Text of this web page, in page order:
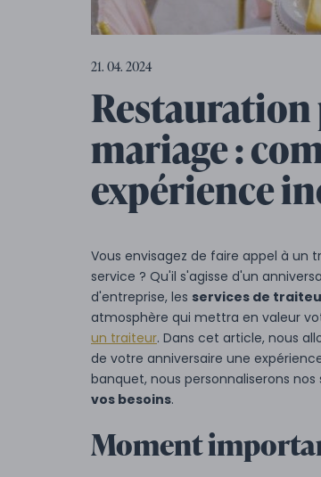
21. 04. 2024
Restauration
mariage :
expérience
Vous envisagez de faire appel à un
service ? Qu'il s'agisse d'un
d'entreprise, les services de
atmosphère qui mettra en valeur
un traiteur. Dans cet article, nous
de votre anniversaire une
banquet, nous personnaliserons nos
vos besoins.
Moment